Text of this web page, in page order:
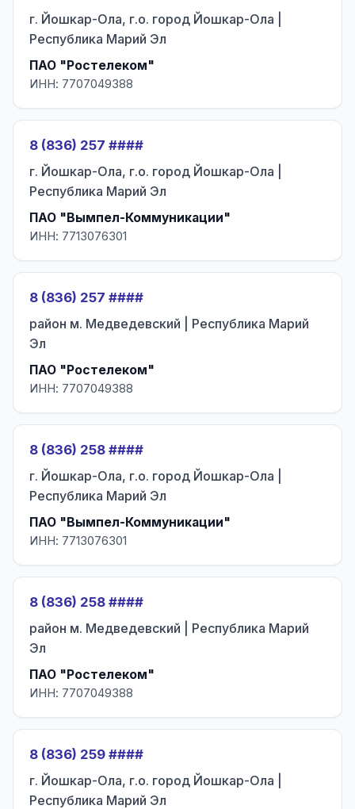
г. Йошкар-Ола, г.о. город Йошкар-Ола |
Республика Марий Эл
ПАО "Ростелеком"
ИНН: 7707049388
8 (836) 257 ####
г. Йошкар-Ола, г.о. город Йошкар-Ола |
Республика Марий Эл
ПАО "Вымпел-Коммуникации"
ИНН: 7713076301
8 (836) 257 ####
район м. Медведевский | Республика Марий
Эл
ПАО "Ростелеком"
ИНН: 7707049388
8 (836) 258 ####
г. Йошкар-Ола, г.о. город Йошкар-Ола |
Республика Марий Эл
ПАО "Вымпел-Коммуникации"
ИНН: 7713076301
8 (836) 258 ####
район м. Медведевский | Республика Марий
Эл
ПАО "Ростелеком"
ИНН: 7707049388
8 (836) 259 ####
г. Йошкар-Ола, г.о. город Йошкар-Ола |
Республика Марий Эл